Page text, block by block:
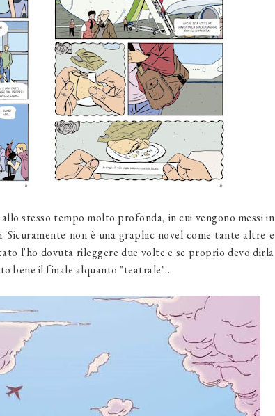
stesso tempo molto profonda, in cui vengono messi in
Sicuramente non è una graphic novel come tante altre e
l'ho dovuta rileggere due volte e se proprio devo dirla
bene il finale alquanto "teatrale"...